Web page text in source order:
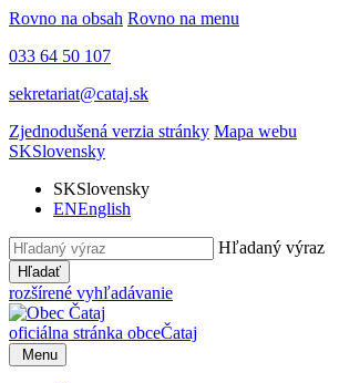
Rovno na obsah Rovno na menu
033 64 50 107
sekretariat@cataj.sk
Zjednodušená verzia stránky Mapa webu
SKSlovensky
SKSlovensky
ENEnglish
Hľadaný výraz
Hľadať
rozšírené vyhľadávanie
oficiálna stránka obceČataj
Menu